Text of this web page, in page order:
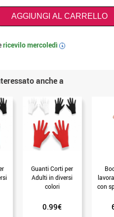
AGGIUNGI AL CARRELLO
ricevilomercoledì i
anche a
Guanti Corti per
Adulti in diversi
colori
0.99€
con